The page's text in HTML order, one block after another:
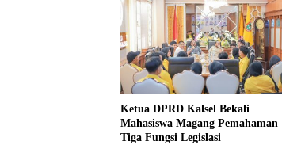
Ketua DPRD Kalsel Bekali
Mahasiswa Magang Pemahaman
Tiga Fungsi Legislasi